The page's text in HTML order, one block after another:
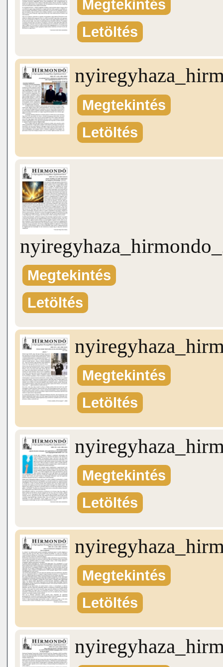
Megtekintés
Letöltés
Megtekintés
Letöltés
Megtekintés
Letöltés
Megtekintés
Letöltés
Megtekintés
Letöltés
Megtekintés
Letöltés